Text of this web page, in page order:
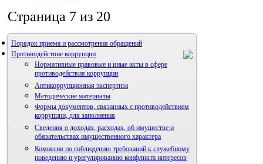
Страница 7 из 20
Порядок приема и рассмотрения обращений
Противодействие коррупции
Нормативные правовые и иные акты в сфере
противодействия коррупции
Антикоррупционная экспертиза
Методические материалы
Формы документов, связанных с противодействием
коррупции, для заполнения
Сведения о доходах, расходах, об имуществе и
обязательствах имущественного характера
Комиссия по соблюдению требований к служебному
поведению и урегулированию конфликта интересов